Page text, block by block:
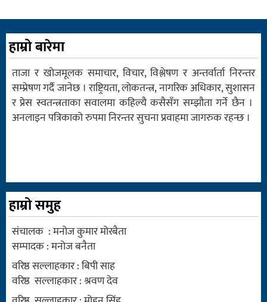
हाम्रो बारेमा
ताजा र खोजमूलक समाचार, विचार, विश्लेषण र अन्तर्वार्ता निरन्तर
सम्प्रेषण गर्दै जानेछ । राष्ट्रियता, लोकतन्त्र, नागरिक अधिकार, सुशासन
र प्रेस स्वतन्त्रताका सवालमा कहिल्यै कसैसँग सम्झौता गर्ने छैन ।
अनलाइन पत्रिकाको रुपमा निरन्तर सुचना प्रवाहमा जागरुक रहन्छ ।
हाम्रो समुह
संचालक : मनोज कुमार मोरबैता
सम्पादक : मनोज बनैता
वरिष्ठ सल्लाहकार : बिपी साह
वरिष्ठ सल्लाहकार : श्रवण देव